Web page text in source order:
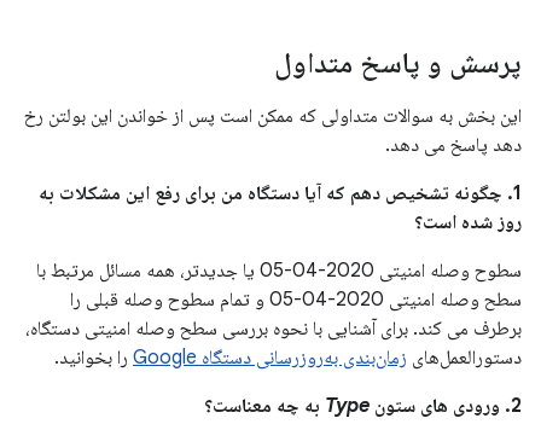
پرسش و پاسخ متداول
این بخش به سوالات متداولی که ممکن است پس از خواندن این بولتن رخ
دهد پاسخ می دهد.
1. چگونه تشخیص دهم که آیا دستگاه من برای رفع این مشکلات به
روز شده است؟
سطوح وصله امنیتی 2020-04-05 یا جدیدتر، همه مسائل مرتبط با
سطح وصله امنیتی 2020-04-05 و تمام سطوح وصله قبلی را
برطرف می کند. برای آشنایی با نحوه بررسی سطح وصله امنیتی دستگاه،
دستورالعمل‌های زمان‌بندی به‌روزرسانی دستگاه Google
را بخوانید.
2. ورودی های ستون
Type به چه معناست؟